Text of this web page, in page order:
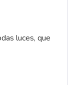
luces, que